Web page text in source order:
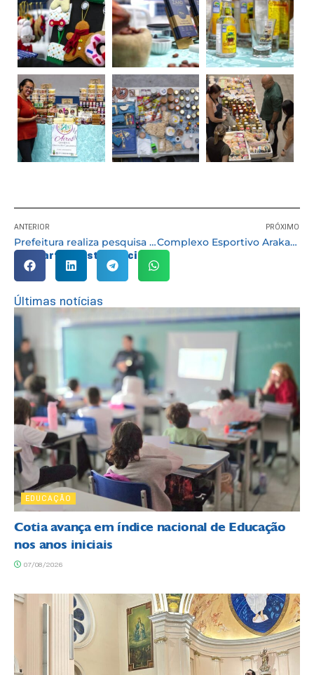
ANTERIOR
Prefeitura realiza pesquisa ‘Destino dos Trabalhadores de Cotia/SP’
PRÓXIMO
Complexo Esportivo Arakan é revitalizado e tem inscrições abertas para diversas atividades
Compartilhe esta notícia:
Últimas notícias
EDUCAÇÃO
Cotia avança em índice nacional de Educação
nos anos iniciais
07/08/2026